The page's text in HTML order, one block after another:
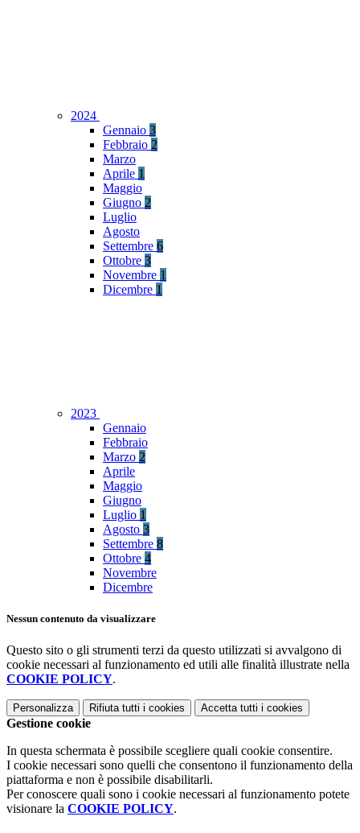
2024
Gennaio 3
Febbraio 2
Marzo
Aprile 1
Maggio
Giugno 2
Luglio
Agosto
Settembre 6
Ottobre 3
Novembre 1
Dicembre 1
2023
Gennaio
Febbraio
Marzo 2
Aprile
Maggio
Giugno
Luglio 1
Agosto 3
Settembre 8
Ottobre 4
Novembre
Dicembre
Nessun contenuto da visualizzare
Questo sito o gli strumenti terzi da questo utilizzati si avvalgono di
cookie necessari al funzionamento ed utili alle finalità illustrate nella
COOKIE POLICY.
Personalizza Rifiuta tutti i cookies Accetta tutti i cookies
Gestione cookie
In questa schermata è possibile scegliere quali cookie consentire.
I cookie necessari sono quelli che consentono il funzionamento della
piattaforma e non è possibile disabilitarli.
Per conoscere quali sono i cookie necessari al funzionamento potete
visionare la COOKIE POLICY.